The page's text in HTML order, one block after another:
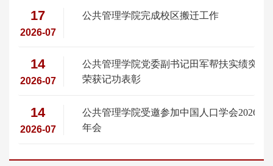
17
2026-07
公共管理学院完成校区搬迁工作
14
2026-07
公共管理学院党委副书记田军帮扶实绩突出
荣获记功表彰
14
2026-07
公共管理学院受邀参加中国人口学会2026年
年会